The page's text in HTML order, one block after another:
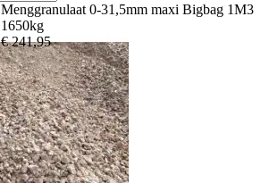
Menggranulaat 0-31,5mm maxi Bigbag 1M3
1650kg
€ 241,95